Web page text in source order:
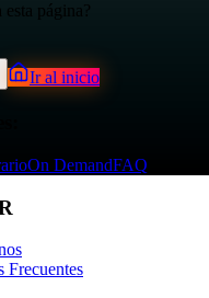
página?
Ir al inicio
On DemandFAQ
Frecuentes